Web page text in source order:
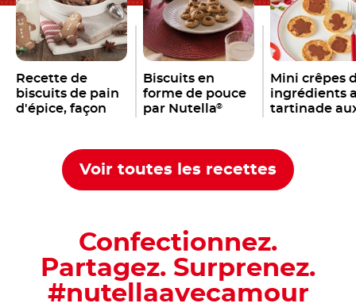
Recette de
biscuits de pain
d'épice, façon
Biscuits en
forme de pouce
par Nutella®
Mini crêpes
ingrédients
tartinade
Voir toutes les recettes
Confectionnez.
Partagez. Surprenez.
#nutellaavecamour